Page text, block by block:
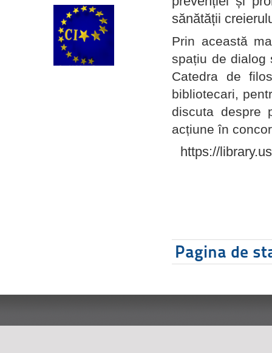
sănătății
Prin această
spațiu de dialog
Catedra de
bibliotecari,
discuta despre
acțiune în
https://
Pagina de